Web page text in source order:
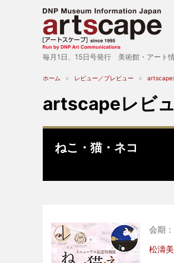
ホーム レビュー／プレビュー artscape
artscapeレビ
ねこ・猫・ネコ
会期
松濤
毎月1日、15日号発行 美術館・アート